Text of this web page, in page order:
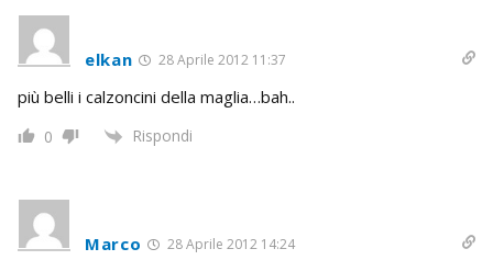
elkan 28 Aprile 2012 11:37
più belli i calzoncini della maglia…bah..
0 Rispondi
Marco 28 Aprile 2012 14:24